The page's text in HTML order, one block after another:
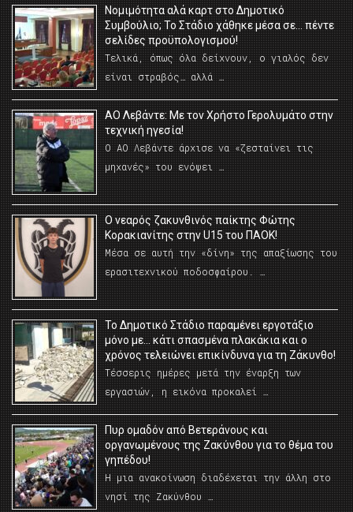
Νομιμότητα αλά καρτ στο Δημοτικό
Συμβούλιο; Το Στάδιο χάθηκε μέσα σε… πέντε
σελίδες προϋπολογισμού!
Τελικά, όπως όλα δείχνουν, ο γιαλός δεν
είναι στραβός… αλλά …
ΑΟ Λεβάντε: Με τον Χρήστο Γερολυμάτο στην
τεχνική ηγεσία!
Ο ΑΟ Λεβάντε άρχισε να «ζεσταίνει τις
μηχανές» του ενόψει …
O νεαρός ζακυνθινός παίκτης Φώτης
Κορακιανίτης στην U15 του ΠΑΟΚ!
Μέσα σε αυτή την «δίνη» της απαξίωσης του
ερασιτεχνικού ποδοσφαίρου. …
Το Δημοτικό Στάδιο παραμένει εργοτάξιο
μόνο με… κάτι σπασμένα πλακάκια και ο
χρόνος τελειώνει επικίνδυνα για τη Ζάκυνθο!
Τέσσερις ημέρες μετά την έναρξη των
εργασιών, η εικόνα προκαλεί …
Πυρ ομαδόν από Βετεράνους και
οργανωμένους της Ζακύνθου για το θέμα του
γηπέδου!
Η μια ανακοίνωση διαδέχεται την άλλη στο
νησί της Ζακύνθου …